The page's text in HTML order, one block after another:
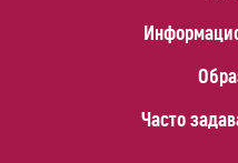
Часто